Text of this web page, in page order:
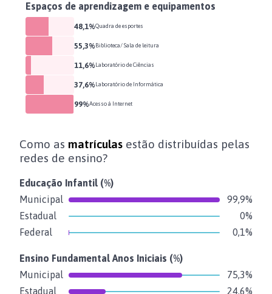
Espaços de aprendizagem e equipamentos
48,1%Quadra de esportes
55,3%Biblioteca/ Sala de leitura
11,6%Laboratório de Ciências
37,6%Laboratório de Informática
99%Acesso à Internet
Como as matrículas estão distribuídas pelas
redes de ensino?
Educação Infantil (%)
Municipal
99,9%
Estadual
0%
Federal
0,1%
Ensino Fundamental Anos Iniciais (%)
Municipal
75,3%
Estadual
24,6%